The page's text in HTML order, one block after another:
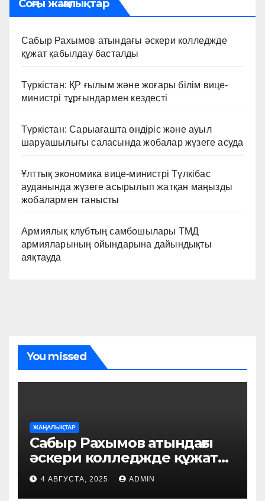
Соңғы жаңалықтар
Сабыр Рахымов атындағы әскери колледжде
құжат қабылдау басталды
Түркістан: ҚР ғылым және жоғары білім вице-
министрі тұрғындармен кездесті
Түркістан: Сарыағашта өндіріс және ауыл
шаруашылығы саласында жобалар жүзеге асуда
Ұлттық экономика вице-министрі Түлкібас
ауданында жүзеге асырылып жатқан маңызды
жобалармен танысты
Армиялық клубтың самбошылары ТМД
армияларының ойындарына дайындықты
аяқтауда
You missed
ЖАҢАЛЫҚТАР
Сабыр Рахымов атындағы
әскери колледжде құжат
қабылдау басталды
4 АВГУСТА, 2025 ADMIN